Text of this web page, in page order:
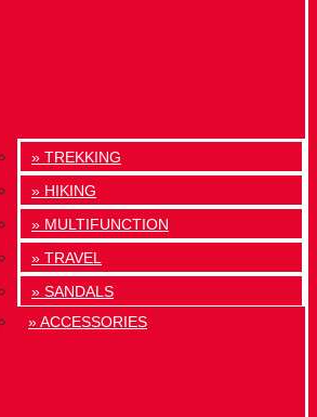
» TREKKING
» HIKING
» MULTIFUNCTION
» TRAVEL
» SANDALS
» ACCESSORIES